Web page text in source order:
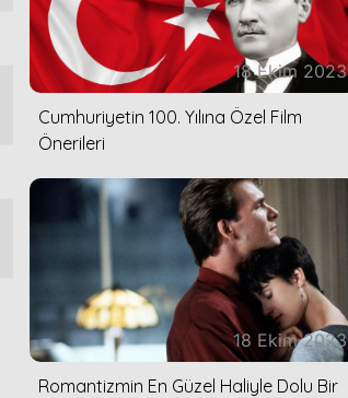
18 Ekim 2023
Cumhuriyetin 100. Yılına Özel Film
Önerileri
18 Ekim 2023
Romantizmin En Güzel Haliyle Dolu Bir